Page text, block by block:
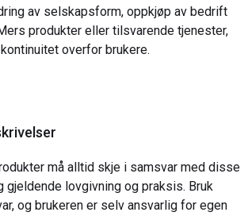
av selskapsform, oppkjøp av bedrift
produkter eller tilsvarende tjenester,
overfor brukere.
må alltid skje i samsvar med disse
gjeldende lovgivning og praksis. Bruk
og brukeren er selv ansvarlig for egen